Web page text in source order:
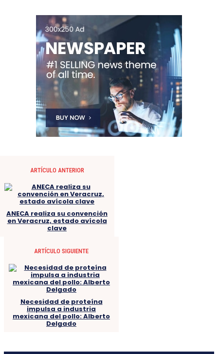
ARTÍCULO ANTERIOR
ANECA realiza su convención
en Veracruz, estado avícola
clave
ARTÍCULO SIGUIENTE
Necesidad de proteína
impulsa a industria
mexicana del pollo: Alberto
Delgado